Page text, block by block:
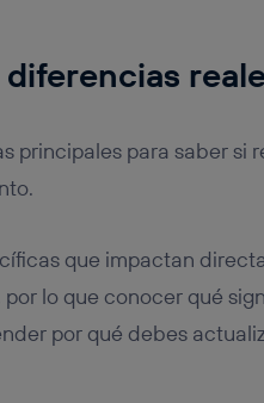
diferencias
principales para saber si
que impactan
lo que conocer qué
por qué debes